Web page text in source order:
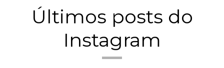
Últimos posts do
Instagram